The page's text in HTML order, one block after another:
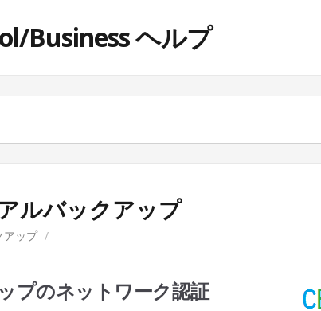
Business ヘルプ
ルバックアップ
アップ /
プのネットワーク認証